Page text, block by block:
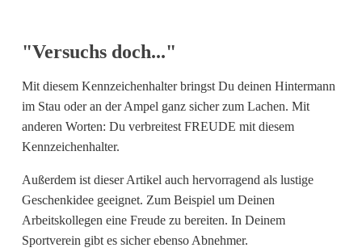
Hessisch gebabbelt
Englisch
I Love...
Ich komme aus und bin...
Fußball
Fliegerwelt
"Versuchs doch..."
Mit diesem Kennzeichenhalter bringst Du deinen Hintermann
im Stau oder an der Ampel ganz sicher zum Lachen. Mit
anderen Worten: Du verbreitest FREUDE mit diesem
Kennzeichenhalter.
Außerdem ist dieser Artikel auch hervorragend als lustige
Geschenkidee geeignet. Zum Beispiel um Deinen
Arbeitskollegen eine Freude zu bereiten. In Deinem
Sportverein gibt es sicher ebenso Abnehmer.